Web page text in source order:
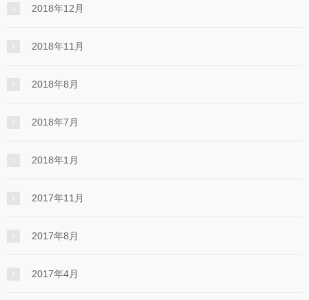
2018年12月
2018年11月
2018年8月
2018年7月
2018年1月
2017年11月
2017年8月
2017年4月